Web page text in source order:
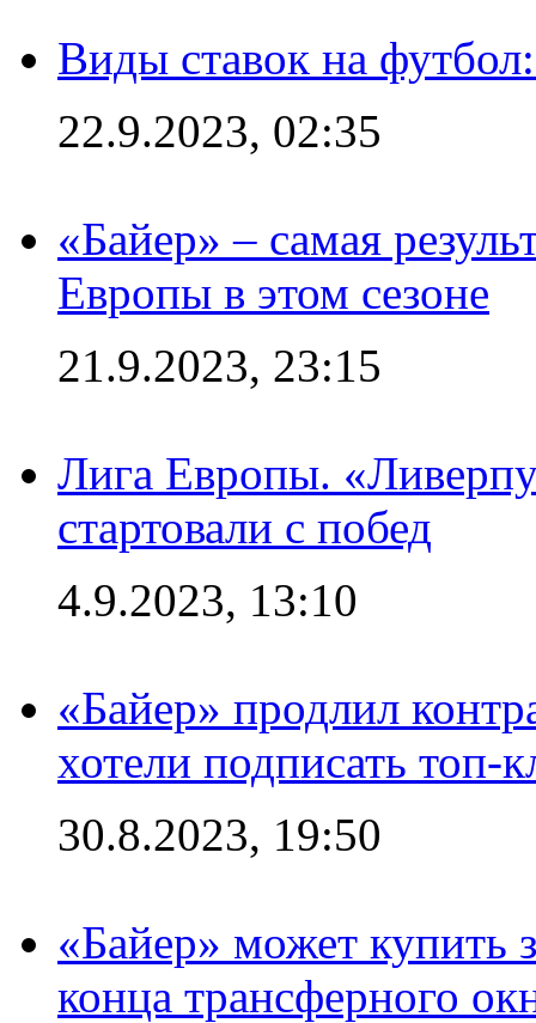
Виды ставок на
22.9.2023, 02:35
«Байер» – самая
Европы в этом сезоне
21.9.2023, 23:15
Лига Европы.
стартовали с побед
4.9.2023, 13:10
«Байер» продлил
хотели подписать
30.8.2023, 19:50
«Байер» может купить
конца трансферного